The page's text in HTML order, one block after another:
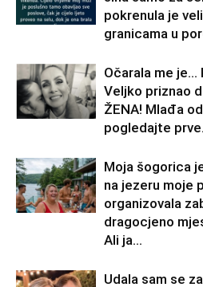
pokrenula je
granicama u
Očarala me je…
Veljko priznao
ŽENA! Mlađa
pogledajte
Moja šogorica
na jezeru moje
organizovala
dragocjeno
Ali ja...
Udala sam se